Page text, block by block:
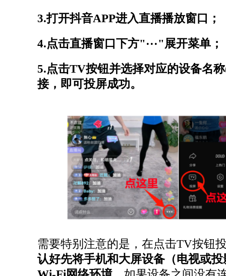
3.打开抖音APP进入直播播放窗口；
4.点击直播窗口下方"···"展开菜单；
5.点击TV按钮并选择对应的设备名
接，即可投屏成功。
需要特别注意的是，在点击TV按钮
认好先将手机和大屏设备（电视或